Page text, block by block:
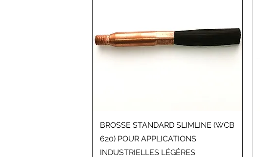
Aperçu rapide
BROSSE STANDARD SLIMLINE (WCB
620) POUR APPLICATIONS
INDUSTRIELLES LÉGÈRES